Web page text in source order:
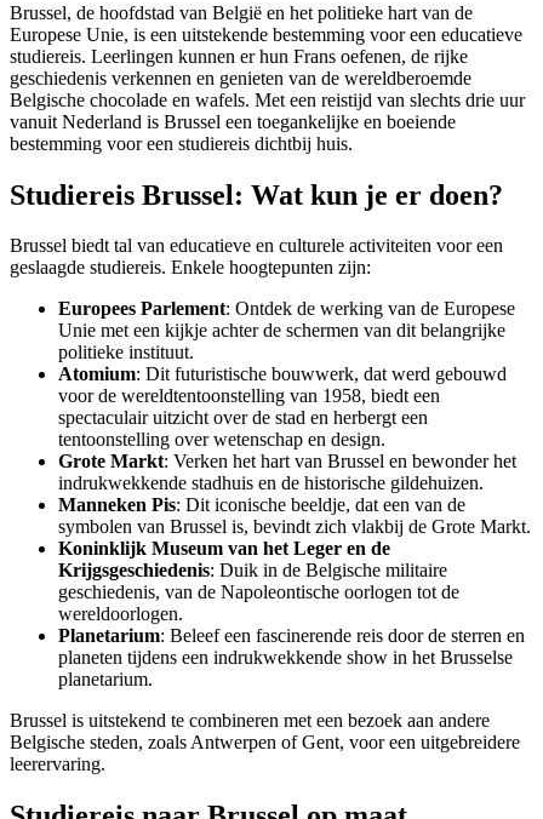
Brussel, de hoofdstad van België en het politieke hart van de
Europese Unie, is een uitstekende bestemming voor een educatieve
studiereis. Leerlingen kunnen er hun Frans oefenen, de rijke
geschiedenis verkennen en genieten van de wereldberoemde
Belgische chocolade en wafels. Met een reistijd van slechts drie uur
vanuit Nederland is Brussel een toegankelijke en boeiende
bestemming voor een studiereis dichtbij huis.
Studiereis Brussel: Wat kun je er doen?
Brussel biedt tal van educatieve en culturele activiteiten voor een
geslaagde studiereis. Enkele hoogtepunten zijn:
Europees Parlement: Ontdek de werking van de Europese
Unie met een kijkje achter de schermen van dit belangrijke
politieke instituut.
Atomium: Dit futuristische bouwwerk, dat werd gebouwd
voor de wereldtentoonstelling van 1958, biedt een
spectaculair uitzicht over de stad en herbergt een
tentoonstelling over wetenschap en design.
Grote Markt: Verken het hart van Brussel en bewonder het
indrukwekkende stadhuis en de historische gildehuizen.
Manneken Pis: Dit iconische beeldje, dat een van de
symbolen van Brussel is, bevindt zich vlakbij de Grote Markt.
Koninklijk Museum van het Leger en de
Krijgsgeschiedenis: Duik in de Belgische militaire
geschiedenis, van de Napoleontische oorlogen tot de
wereldoorlogen.
Planetarium: Beleef een fascinerende reis door de sterren en
planeten tijdens een indrukwekkende show in het Brusselse
planetarium.
Brussel is uitstekend te combineren met een bezoek aan andere
Belgische steden, zoals Antwerpen of Gent, voor een uitgebreidere
leerervaring.